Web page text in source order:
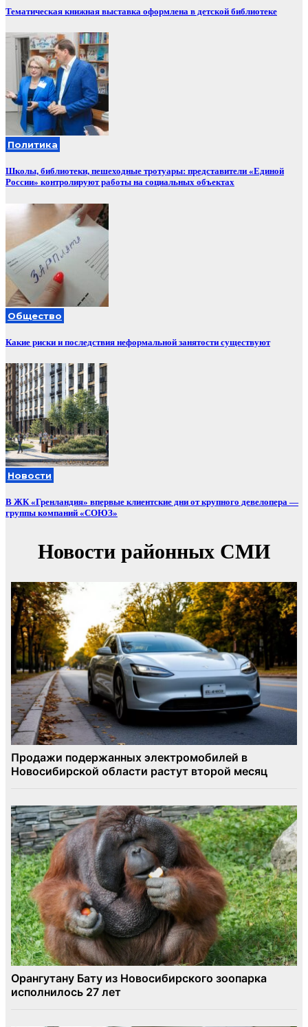
Тематическая книжная выставка оформлена в детской библиотеке
Политика
Школы, библиотеки, пешеходные тротуары: представители «Единой
России» контролируют работы на социальных объектах
Общество
Какие риски и последствия неформальной занятости существуют
Новости
В ЖК «Гренландия» впервые клиентские дни от крупного девелопера —
группы компаний «СОЮЗ»